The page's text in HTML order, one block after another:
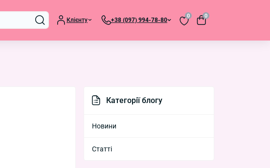
Клієнту +38 (097) 994-78-80
0 0
Категорії блогу
Новини
Статті